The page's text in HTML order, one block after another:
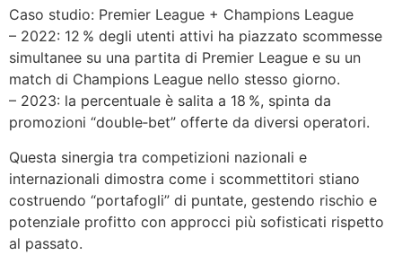
Caso studio: Premier League + Champions League
– 2022: 12 % degli utenti attivi ha piazzato scommesse
simultanee su una partita di Premier League e su un
match di Champions League nello stesso giorno.
– 2023: la percentuale è salita a 18 %, spinta da
promozioni “double‑bet” offerte da diversi operatori.
Questa sinergia tra competizioni nazionali e
internazionali dimostra come i scommettitori stiano
costruendo “portafogli” di puntate, gestendo rischio e
potenziale profitto con approcci più sofisticati rispetto
al passato.